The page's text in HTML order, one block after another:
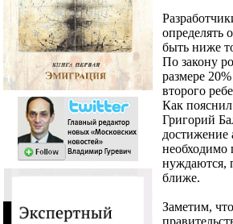
определять
быть ниже
По закону
размере
второго
Как
Григорий
достижение
необходимо
нуждаются,
ближе.
Заметим,